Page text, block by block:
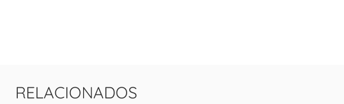
RELACIONADOS